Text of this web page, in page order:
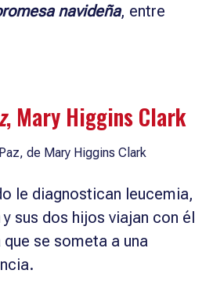
navideña, entre
, Mary Higgins Clark
le diagnostican leucemia,
y sus dos hijos viajan con él
se someta a una